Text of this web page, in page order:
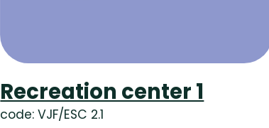
Recreation center 1
code: VJF/ESC 2.1